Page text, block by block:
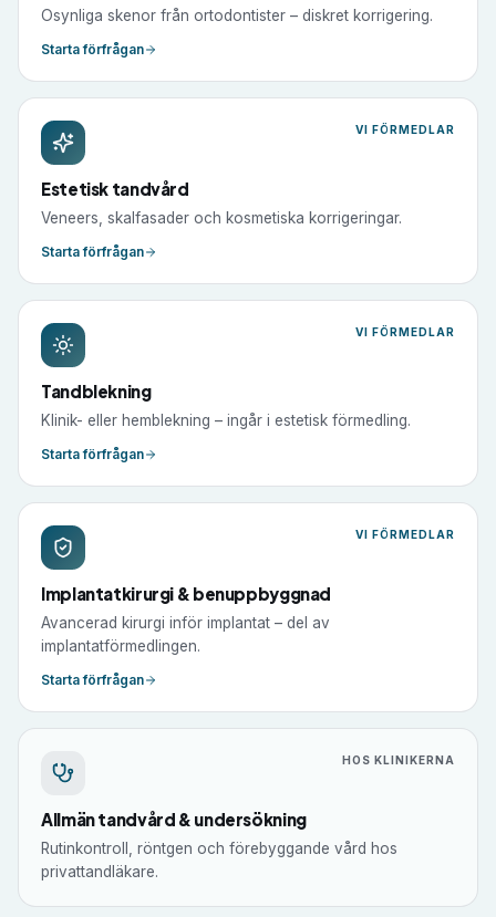
Osynliga skenor från ortodontister – diskret korrigering.
Starta förfrågan
VI FÖRMEDLAR
Estetisk tandvård
Veneers, skalfasader och kosmetiska korrigeringar.
Starta förfrågan
VI FÖRMEDLAR
Tandblekning
Klinik- eller hemblekning – ingår i estetisk förmedling.
Starta förfrågan
VI FÖRMEDLAR
Implantatkirurgi & benuppbyggnad
Avancerad kirurgi inför implantat – del av
implantatförmedlingen.
Starta förfrågan
HOS KLINIKERNA
Allmän tandvård & undersökning
Rutinkontroll, röntgen och förebyggande vård hos
privattandläkare.